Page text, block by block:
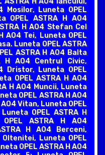
Mosilor, Luneta OPEL
OPEL ASTRA H A04
H A04 Stefan Cel
A04 Tei, Luneta OPEL
Luneta OPEL ASTRA
ASTRA H A04 Balta
H A04 Centrul Civic,
Dristor, Luneta OPEL
OPEL ASTRA H A04
H A04 Muncii, Luneta
OPEL ASTRA H A04
A04 Vitan, Luneta OPEL
OPEL ASTRA H
ASTRA H A04
H A04 Berceni,
Oltenitei, Luneta OPEL
OPEL ASTRA H A04